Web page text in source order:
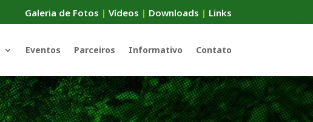
Galeria de Fotos | Vídeos | Downloads | Links
Eventos Parceiros Informativo Contato